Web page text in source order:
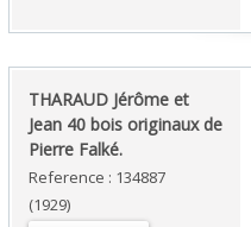
‎THARAUD Jérôme et
Jean 40 bois originaux de
Pierre Falké.‎
Reference : 134887
(1929)